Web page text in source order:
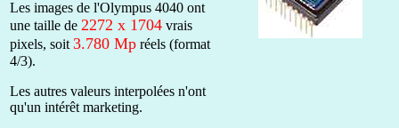
Les images de l'Olympus 4040 ont
une taille de 2272 x 1704 vrais
pixels, soit 3.780 Mp réels (format
4/3).
Les autres valeurs interpolées n'ont
qu'un intérêt marketing.